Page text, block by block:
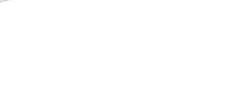
soggiorni arredati.
a LED da incasso della Fromm &
con una ricca emissione luminosa di 4.560 lm,
diffusione della luce senza
4.000 K (bianco neutro) o 6.000 K (bianco